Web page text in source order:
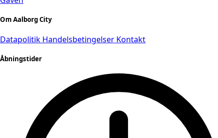
Om Aalborg City
Datapolitik Handelsbetingelser Kontakt
Åbningstider